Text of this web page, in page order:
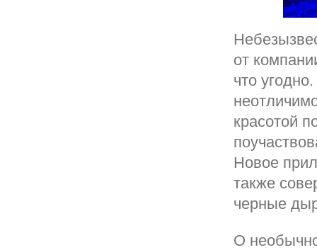
от
что
красотой
Новое
также
черные
О